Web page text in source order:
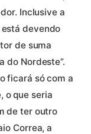
Inclusive a
devendo
de suma
do Nordeste”.
ficará só com a
o que seria
de ter outro
Correa, a